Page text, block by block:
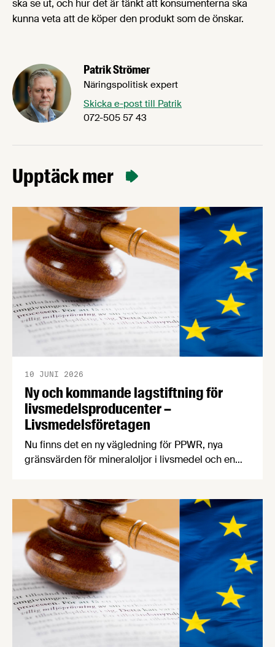
ska se ut, och hur det är tänkt att konsumenterna ska
kunna veta att de köper den produkt som de önskar.
Patrik Strömer
Näringspolitisk expert
Skicka e-post till Patrik
072-505 57 43
Upptäck mer
Ny och kommande lagstiftning för
livsmedelsproducenter –
Livsmedelsföretagen
10 JUNI 2026
Nu finns det en ny vägledning för PPWR, nya
gränsvärden för mineraloljor i livsmedel och en
ny vägledning på svenska Förpacknings- och
förpackningsavfallsförordningen, PPWR (EU)
2025/40, börjar tillämpas den 12 augusti i år.